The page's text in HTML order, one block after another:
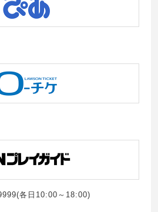
各日10:00～18:00)